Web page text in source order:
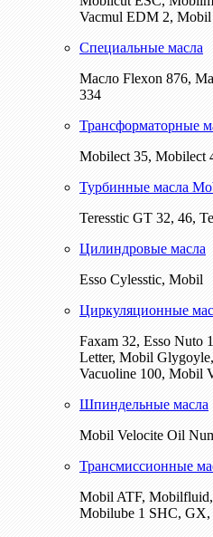
Vacmul EDM 2,
Специальные масла
Масло Flexon 876,
334
Трансформаторные
Mobilect 35, Mobilect
Турбинные масла
Teresstic GT 32, 46,
Цилиндровые масла
Esso Cylesstic, Mobil
Циркуляционные
Faxam 32, Esso
Letter, Mobil
Vacuoline 100, Mobil
Шпиндельные масла
Mobil Velocite Oil
Трансмиссионные
Mobil ATF,
Mobilube 1 SHC,